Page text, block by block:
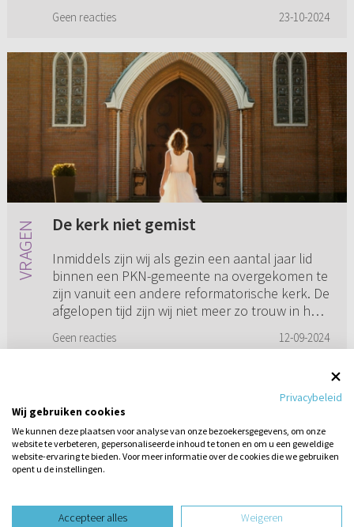
week huisbezoek en de ouderling gaf a...
Geen reacties 23-10-2024
De kerk niet gemist
Inmiddels zijn wij als gezin een aantal jaar lid
binnen een PKN-gemeente na overgekomen te
zijn vanuit een andere reformatorische kerk. De
afgelopen tijd zijn wij niet meer zo trouw in het
Geen reacties 12-09-2024
1 2
design website dooreen vraag
Privacybeleid
Wij gebruiken cookies
We kunnen deze plaatsen voor analyse van onze bezoekersgegevens, om onze
website te verbeteren, gepersonaliseerde inhoud te tonen en om u een geweldige
website-ervaring te bieden. Voor meer informatie over de cookies die we gebruiken
opent u de instellingen.
Accepteer alles Weigeren